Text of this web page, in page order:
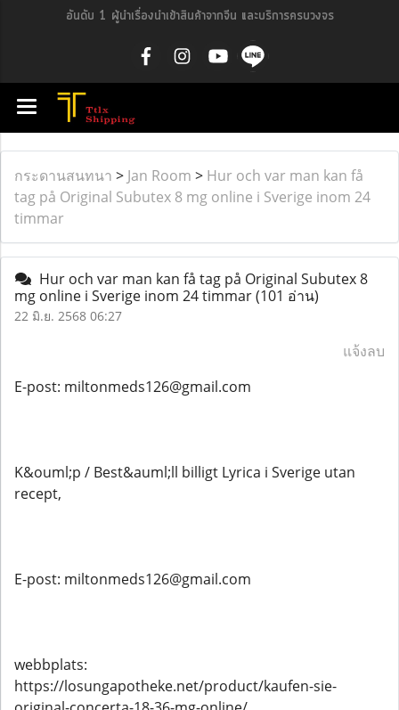
อันดับ 1 ผู้นำเรื่องนำเข้าสินค้าจากจีน และบริการครบวงจร
กระดานสนทนา > Jan Room > Hur och var man kan få
tag på Original Subutex 8 mg online i Sverige inom 24
timmar
Hur och var man kan få tag på Original Subutex 8
mg online i Sverige inom 24 timmar(101 อ่าน)
22 มิ.ย. 2568 06:27
แจ้งลบ
E-post: miltonmeds126@gmail.com
K&ouml;p / Best&auml;ll billigt Lyrica i Sverige utan
recept,
E-post: miltonmeds126@gmail.com
webbplats:
https://losungapotheke.net/product/kaufen-sie-